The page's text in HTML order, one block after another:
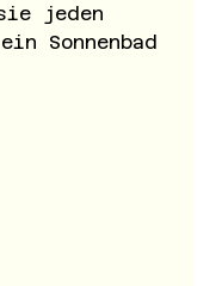
jeden
Sonnenbad